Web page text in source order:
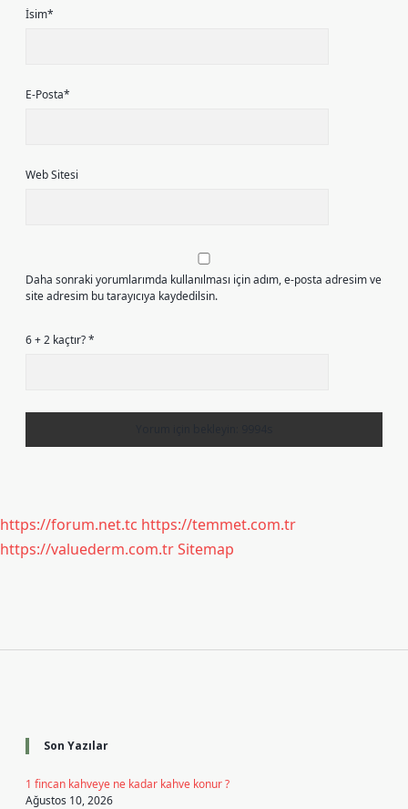
İsim*
E-Posta*
Web Sitesi
Daha sonraki yorumlarımda kullanılması için adım, e-posta adresim ve
site adresim bu tarayıcıya kaydedilsin.
6 + 2 kaçtır?*
https://forum.net.tc https://temmet.com.tr
https://valuederm.com.trSitemap
Son Yazılar
1 fincan kahveye ne kadar kahve konur ?
Ağustos 10, 2026